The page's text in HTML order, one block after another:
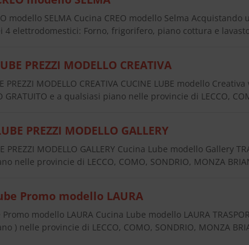
modello SELMA Cucina CREO modello Selma
4 elettrodomestici: Forno, frigorifero, piano cottura e
PREZZI MODELLO CREATIVA
PREZZI MODELLO CREATIVA CUCINE LUBE modello
GRATUITO e a qualsiasi piano nelle provincie di LECCO,
PREZZI MODELLO GALLERY
PREZZI MODELLO GALLERY Cucina Lube modello Gallery
nelle provincie di LECCO, COMO, SONDRIO, MONZA
Promo modello LAURA
modello LAURA Cucina Lube modello LAURA
) nelle provincie di LECCO, COMO, SONDRIO, MONZA